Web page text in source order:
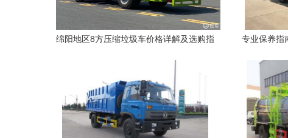
绵阳地区8方压缩垃圾车价格详解及选购指
专业保养指